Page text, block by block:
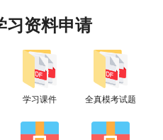
习资料申请
学习课件 全真模考试题